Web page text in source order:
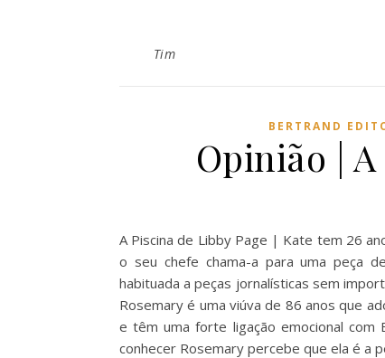
Tim
BERTRAND
Opinião |
A Piscina de Libby Page | Kate tem 26
o seu chefe chama-a para uma peça
habituada a peças jornalísticas sem
Rosemary é uma viúva de 86 anos que
e têm uma forte ligação emocional com
conhecer Rosemary percebe que ela é a